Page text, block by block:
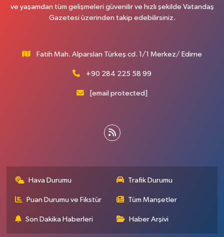
ve yaşamdan tüm gelişmeleri güvenilir ve hızlı şekilde Vatandaş
Gazetesi üzerinden takip edebilirsiniz.
Fatih Mah. Alparslan Türkeş cd. 1/1 Merkez/ Edirne
+90 284 225 58 99
[email protected]
Hava Durumu Trafik Durumu
Puan Durumu ve Fikstür Tüm Manşetler
Son Dakika Haberleri Haber Arşivi